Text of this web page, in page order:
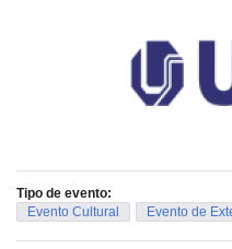
Tipo de evento:
Evento Cultural
Evento de